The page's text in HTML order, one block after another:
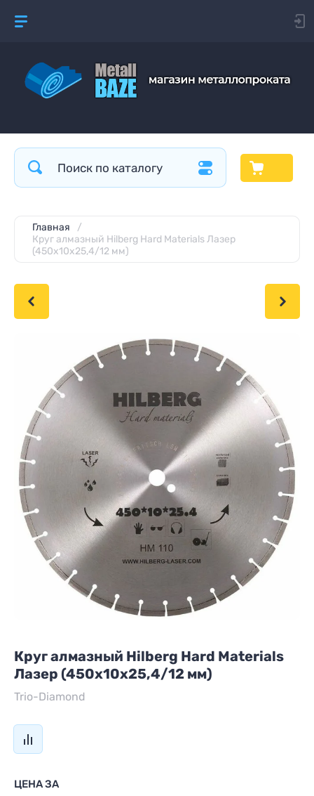
Главная
/
Круг алмазный Hilberg Hard Materials Лазер
(450х10х25,4/12 мм)
Круг алмазный Hilberg Hard Materials
Лазер (450х10х25,4/12 мм)
Trio-Diamond
ЦЕНА ЗА